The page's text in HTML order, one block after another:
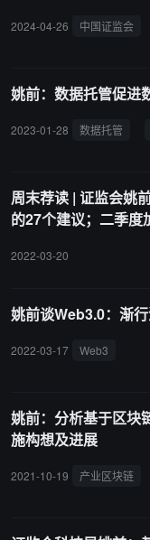
被 Coindesk 评为 2017
会纪检监察组纪律审查和
块链技术、数字货币、
《Web 3.0:下一代互联
2024-04-26 中国证监会
姚前：数据托管促进
2023-01-28 数据托管
周末荐读 | 证监会姚
的27个建议；二季度
2022-03-20
姚前谈Web3.0：渐
2022-03-17 Web3
姚前：分析基于区块
施构想及进展
2021-10-19 产业区块链